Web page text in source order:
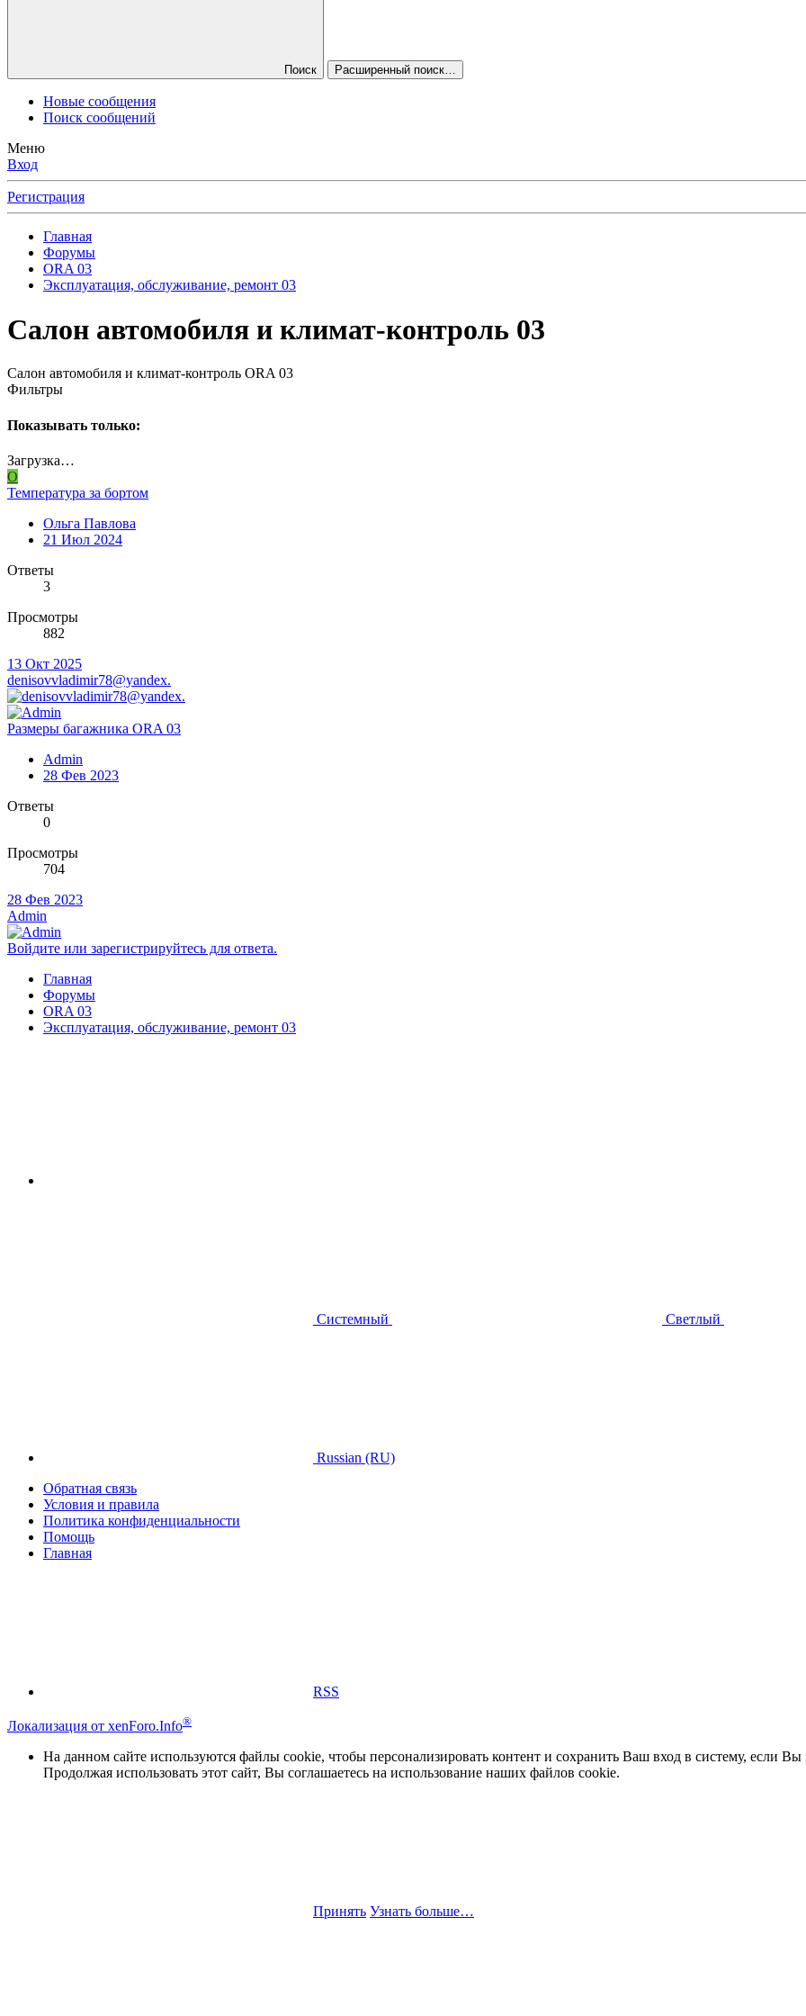
Поиск Расширенный поиск…
Новые сообщения
Поиск сообщений
Меню
Вход
Регистрация
Главная
Форумы
ORA 03
Эксплуатация, обслуживание, ремонт 03
Салон автомобиля и климат-контроль 03
Салон автомобиля и климат-контроль ORA 03
Фильтры
Показывать только:
Загрузка…
О
Температура за бортом
Ольга Павлова
21 Июл 2024
Ответы
3
Просмотры
882
13 Окт 2025
denisovvladimir78@yandex.
Размеры багажника ORA 03
Admin
28 Фев 2023
Ответы
0
Просмотры
704
28 Фев 2023
Admin
Войдите или зарегистрируйтесь для ответа.
Главная
Форумы
ORA 03
Эксплуатация, обслуживание, ремонт 03
Системный Светлый
Russian (RU)
Обратная связь
Условия и правила
Политика конфиденциальности
Помощь
Главная
RSS
Локализация от xenForo.Info®
На данном сайте используются файлы cookie, чтобы персонализировать контент и сохранить Ваш вход в систему, если Вы
Продолжая использовать этот сайт, Вы соглашаетесь на использование наших файлов cookie.
Принять Узнать больше…